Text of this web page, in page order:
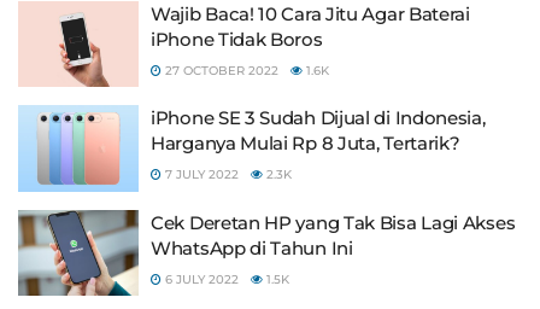
Wajib Baca! 10 Cara Jitu Agar Baterai
iPhone Tidak Boros
27 OCTOBER 2022 1.6K
iPhone SE 3 Sudah Dijual di Indonesia,
Harganya Mulai Rp 8 Juta, Tertarik?
7 JULY 2022 2.3K
Cek Deretan HP yang Tak Bisa Lagi Akses
WhatsApp di Tahun Ini
6 JULY 2022 1.5K